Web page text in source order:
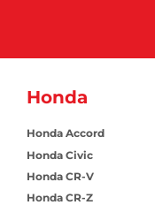
Honda
Honda Accord
Honda Civic
Honda CR-V
Honda CR-Z